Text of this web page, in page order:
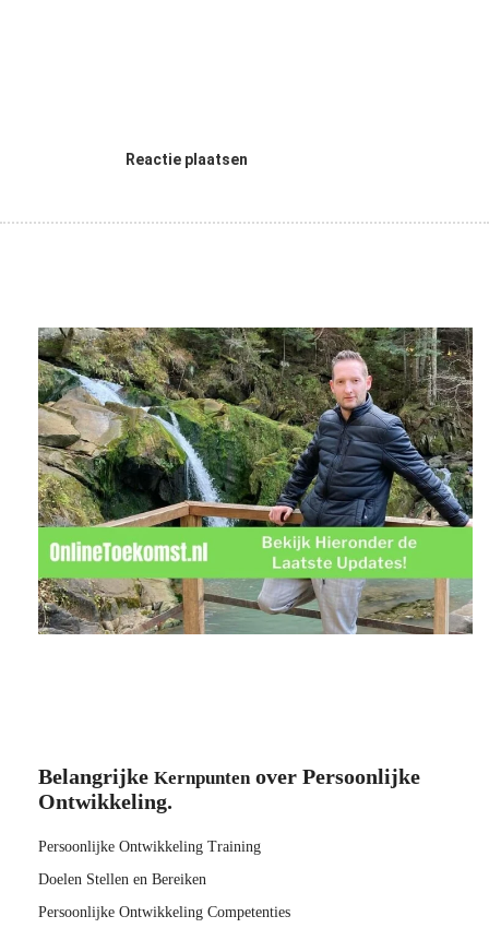
Reactie plaatsen
Belangrijke Kernpunten over Persoonlijke
Ontwikkeling.
Persoonlijke Ontwikkeling Training
Doelen Stellen en Bereiken
Persoonlijke Ontwikkeling Competenties